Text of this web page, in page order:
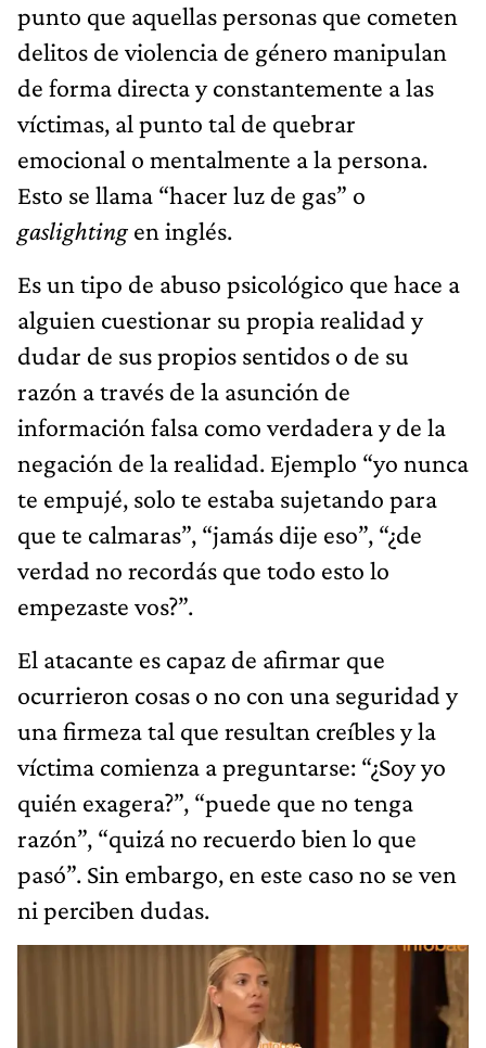
punto que aquellas personas que cometen
delitos de violencia de género manipulan
de forma directa y constantemente a las
víctimas, al punto tal de quebrar
emocional o mentalmente a la persona.
Esto se llama “hacer luz de gas” o
gaslighting en inglés.
Es un tipo de abuso psicológico que hace a
alguien cuestionar su propia realidad y
dudar de sus propios sentidos o de su
razón a través de la asunción de
información falsa como verdadera y de la
negación de la realidad. Ejemplo “yo nunca
te empujé, solo te estaba sujetando para
que te calmaras”, “jamás dije eso”, “¿de
verdad no recordás que todo esto lo
empezaste vos?”.
El atacante es capaz de afirmar que
ocurrieron cosas o no con una seguridad y
una firmeza tal que resultan creíbles y la
víctima comienza a preguntarse: “¿Soy yo
quién exagera?”, “puede que no tenga
razón”, “quizá no recuerdo bien lo que
pasó”. Sin embargo, en este caso no se ven
ni perciben dudas.